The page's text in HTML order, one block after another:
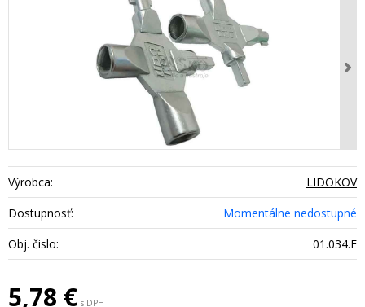
Výrobca:
LIDOKOV
Dostupnosť:
Momentálne nedostupné
Obj. čislo:
01.034.E
5,78 € s DPH